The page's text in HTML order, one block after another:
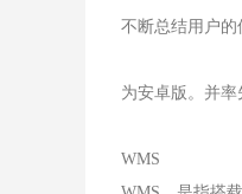
不断总结用户
为安卓版。并率
WMS